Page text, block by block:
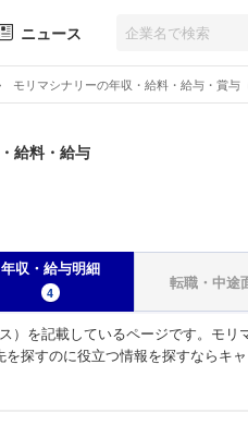
ニュース
モリマシナリーの年収・給料・給与・賞与
給料・給与
年収・給与明細
4
転職・中途
）を記載しているページです。モ
探すのに役立つ情報を探すならキャ